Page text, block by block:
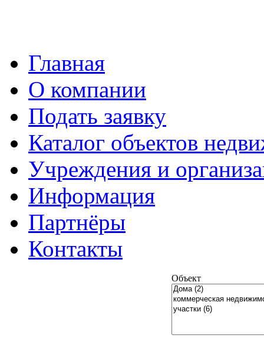
Главная
О компании
Подать заявку
Каталог объектов
Учреждения и
Информация
Партнёры
Контакты
Объект